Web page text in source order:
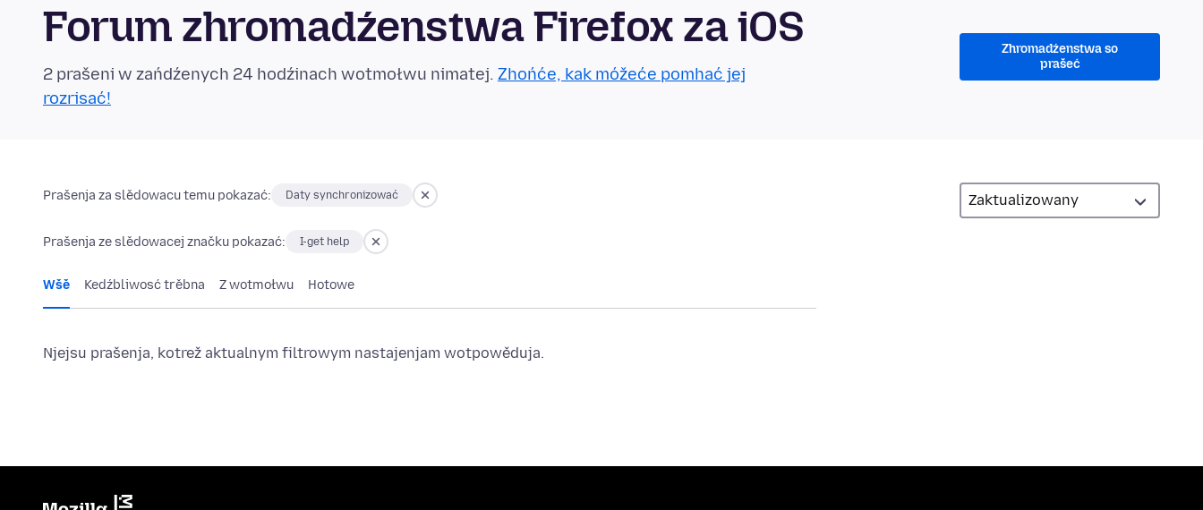
Forum zhromadźenstwa Firefox za iOS
2 prašeni w zańdźenych 24 hodźinach wotmołwu nimatej. Zhońće, kak móžeće pomhać jej
rozrisać!
Zhromadźenstwa so
prašeć
Prašenja za slědowacu temu pokazać: Daty synchronizować
Prašenja ze slědowacej značku pokazać: I-get help
Wšě Kedźbliwosć trěbna Z wotmołwu Hotowe
Njejsu prašenja, kotrež aktualnym filtrowym nastajenjam wotpowěduja.